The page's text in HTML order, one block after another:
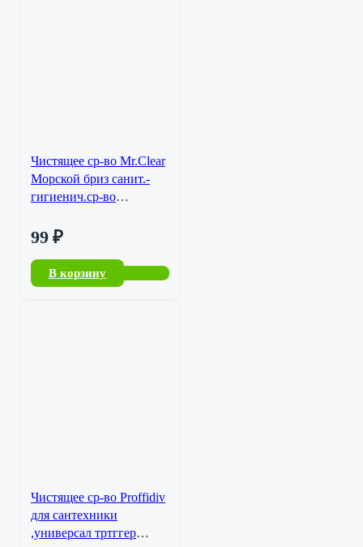
Чистящее ср-во Mr.Clear
Морской бриз санит.-
гигиенич.ср-во
99 ₽
В корзину
Чистящее ср-во Proffidiv
для сантехники
,универсал тртггер